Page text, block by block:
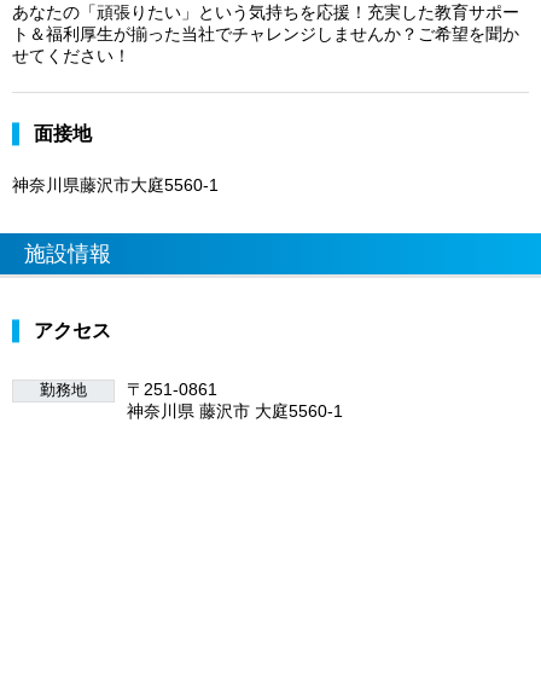
あなたの「頑張りたい」という気持ちを応援！充実した教育サポー
ト＆福利厚生が揃った当社でチャレンジしませんか？ご希望を聞か
せてください！
面接地
神奈川県藤沢市大庭5560-1
施設情報
アクセス
勤務地
〒251-0861
神奈川県 藤沢市 大庭5560-1